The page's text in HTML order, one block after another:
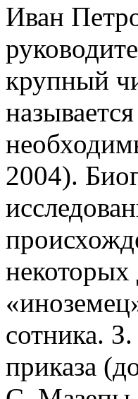
Иван
крупный
2004).
некоторых
сотника.
приказа